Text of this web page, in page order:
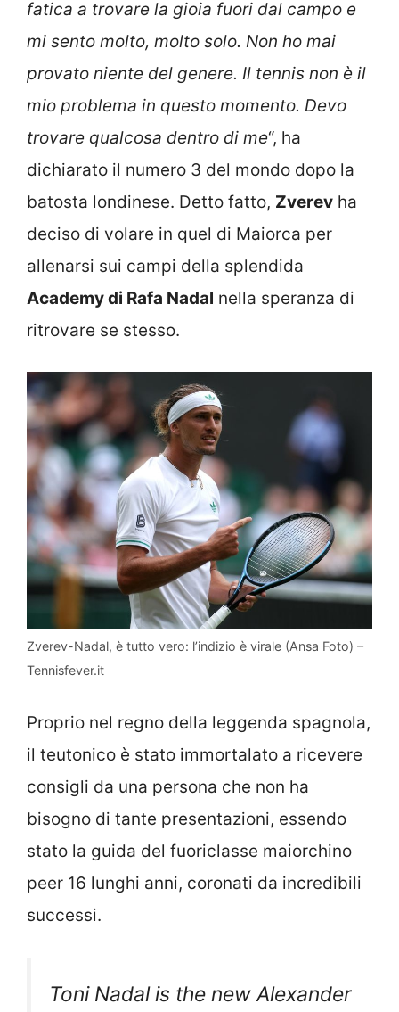
fatica a trovare la gioia fuori dal campo e
mi sento molto, molto solo. Non ho mai
provato niente del genere. Il tennis non è il
mio problema in questo momento. Devo
trovare qualcosa dentro di me“, ha
dichiarato il numero 3 del mondo dopo la
batosta londinese. Detto fatto, Zverev ha
deciso di volare in quel di Maiorca per
allenarsi sui campi della splendida
Academy di Rafa Nadal nella speranza di
ritrovare se stesso.
Zverev-Nadal, è tutto vero: l’indizio è virale (Ansa Foto) –
Tennisfever.it
Proprio nel regno della leggenda spagnola,
il teutonico è stato immortalato a ricevere
consigli da una persona che non ha
bisogno di tante presentazioni, essendo
stato la guida del fuoriclasse maiorchino
peer 16 lunghi anni, coronati da incredibili
successi.
Toni Nadal is the new Alexander